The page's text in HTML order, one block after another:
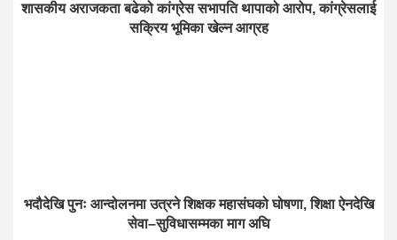
शासकीय अराजकता बढेको कांग्रेस सभापति थापाको आरोप, कांग्रेसलाई
सक्रिय भूमिका खेल्न आग्रह
भदौदेखि पुनः आन्दोलनमा उत्रने शिक्षक महासंघको घोषणा, शिक्षा ऐनदेखि
सेवा–सुविधासम्मका माग अघि